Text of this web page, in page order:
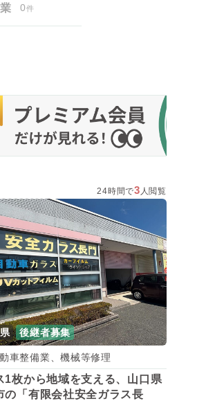
0件
24時間で3 人閲覧
後継者募集
車整備業、機械等修理
1枚から地域を支える、山口県
の「有限会社安全ガラス長